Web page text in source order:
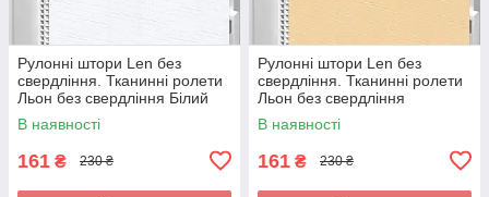
Рулонні штори Len без
свердління. Тканинні ролети
Льон без свердління Білий
0800
В наявності
161 ₴ 230 ₴
Рулонні штори Len без
свердління. Тканинні ролети
Льон без свердління
Персиковий 0877
В наявності
161 ₴ 230 ₴